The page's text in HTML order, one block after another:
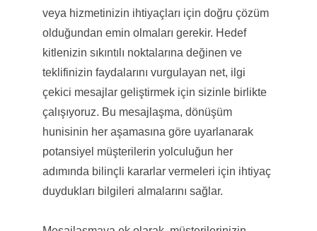
veya hizmetinizin ihtiyaçları için doğru çözüm
olduğundan emin olmaları gerekir. Hedef
kitlenizin sıkıntılı noktalarına değinen ve
teklifinizin faydalarını vurgulayan net, ilgi
çekici mesajlar geliştirmek için sizinle birlikte
çalışıyoruz. Bu mesajlaşma, dönüşüm
hunisinin her aşamasına göre uyarlanarak
potansiyel müşterilerin yolculuğun her
adımında bilinçli kararlar vermeleri için ihtiyaç
duydukları bilgileri almalarını sağlar.